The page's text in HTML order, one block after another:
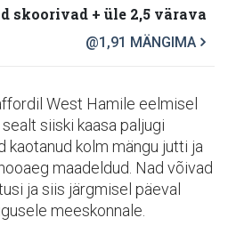
skoorivad + üle 2,5 värava
@1,91 MÄNGIMA
West Hamile eelmisel
siiski kaasa paljugi
kaotanud kolm mängu jutti ja
maadeldud. Nad võivad
ja siis järgmisel päeval
meeskonnale.